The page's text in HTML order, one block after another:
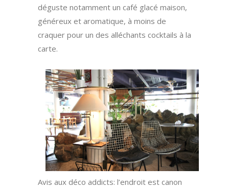
déguste notamment un café glacé maison,
généreux et aromatique, à moins de
craquer pour un des alléchants cocktails à la
carte.
Avis aux déco addicts: l’endroit est canon